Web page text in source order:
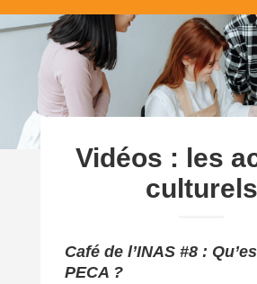
Vidéos : les
culturels
Café de l’INAS #8 :
PECA ?